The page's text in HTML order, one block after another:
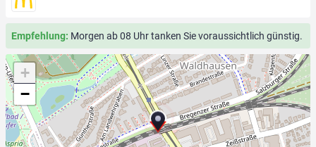
Empfehlung: Morgen ab 08 Uhr tanken Sie voraussichtlich günstig.
+
−